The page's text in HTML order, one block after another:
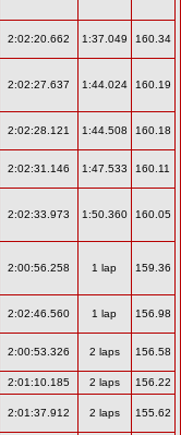
2:02:20.662 1:37.049 160.34
2:02:27.637 1:44.024 160.19
2:02:28.121 1:44.508 160.18
2:02:31.146 1:47.533 160.11
2:02:33.973 1:50.360 160.05
2:00:56.258 1 lap 159.36
2:02:46.560 1 lap 156.98
2:00:53.326 2 laps 156.58
2:01:10.185 2 laps 156.22
2:01:37.912 2 laps 155.62